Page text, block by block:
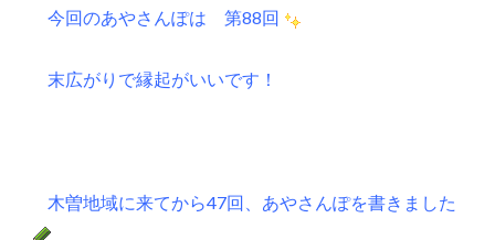
今回のあやさんぽは 第88回
末広がりで縁起がいいです！
木曽地域に来てから47回、あやさんぽを書きました